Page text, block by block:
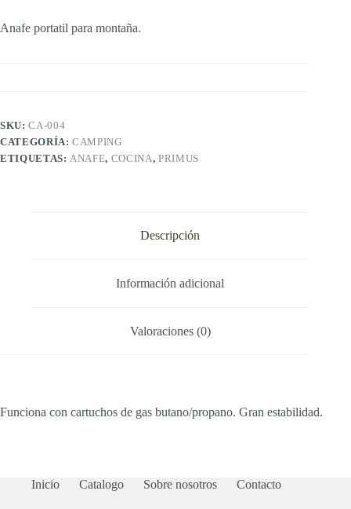
Anafe portatil para montaña.
SKU:CA-004
CATEGORÍA:CAMPING
ETIQUETAS: ANAFE, COCINA, PRIMUS
Descripción
Información adicional
Valoraciones (0)
Funciona con cartuchos de gas butano/propano. Gran estabilidad.
Inicio Catalogo Sobre nosotros Contacto